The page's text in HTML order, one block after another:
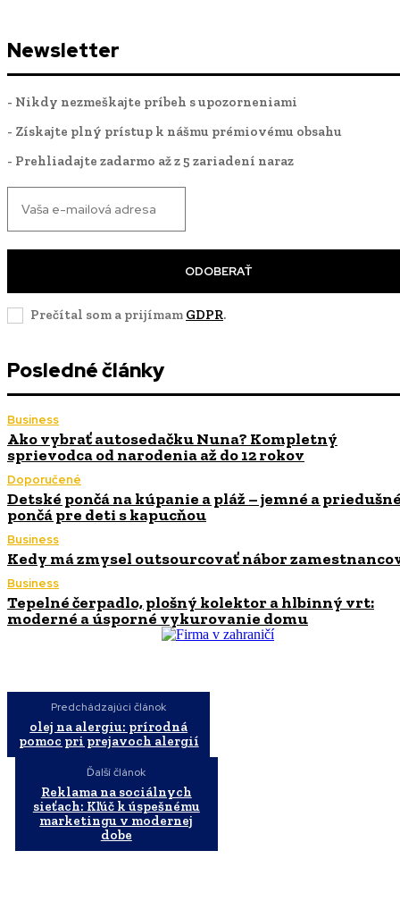
Newsletter
- Nikdy nezmeškajte príbeh s upozorneniami
- Získajte plný prístup k nášmu prémiovému obsahu
- Prehliadajte zadarmo až z 5 zariadení naraz
ODOBERAŤ
Prečítal som a prijímam GDPR.
Posledné články
Business
Ako vybrať autosedačku Nuna? Kompletný
sprievodca od narodenia až do 12 rokov
Doporučené
Detské pončá na kúpanie a pláž – jemné a
pončá pre deti s kapucňou
Business
Kedy má zmysel outsourcovať nábor
Business
Tepelné čerpadlo, plošný kolektor a hlbinný vrt:
moderné a úsporné vykurovanie domu
Predchádzajúci článok
olej na alergiu: prírodná
pomoc pri prejavoch alergií
Ďalší článok
Reklama na sociálnych
sieťach: Kľúč k úspešnému
marketingu v modernej
dobe